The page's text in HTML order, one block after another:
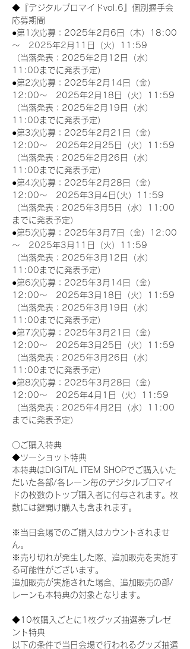
◆『デジタルブロマイドvol.6』個別握手会
応募期間
●第1次応募：2025年2月6日（木）18:00
～　2025年2月11日（火）11:59
（当落発表：2025年2月12日（水）
11:00までに発表予定）
●第2次応募：2025年2月14日（金）
12:00～　2025年2月18日（火）11:59
（当落発表：2025年2月19日（水）
11:00までに発表予定）
●第3次応募：2025年2月21日（金）
12:00～　2025年2月25日（火）11:59
（当落発表：2025年2月26日（水）
11:00までに発表予定）
●第4次応募：2025年2月28日（金）
12:00～　2025年3月4日(火）11:59
（当落発表：2025年3月5日（水）11:00
までに発表予定）
●第5次応募：2025年3月7日（金）12:00
～　2025年3月11日（火）11:59
（当落発表：2025年3月12日（水）
11:00までに発表予定）
●第6次応募：2025年3月14日（金）
12:00～　2025年3月18日（火）11:59
（当落発表：2025年3月19日（水）
11:00までに発表予定）
●第7次応募：2025年3月21日（金）
12:00～　2025年3月25日（火）11:59
（当落発表：2025年3月26日（水）
11:00までに発表予定）
●第8次応募：2025年3月28日（金）
12:00～　2025年4月1日（火）11:59
（当落発表：2025年4月2日（水）11:00
までに発表予定）
〇ご購入特典
◆ツーショット特典
本特典はDIGITAL ITEM SHOPでご購入いた
だいた各部/各レーン毎のデジタルブロマイ
ドの枚数のトップ購入者に付与されます。枚
数には鍵開け購入も含まれます。
※当日会場でのご購入はカウントされませ
ん。
※売り切れが発生した際、追加販売を実施す
る可能性がございます。
追加販売が実施された場合、追加販売の部/
レーンも本特典の対象となります。
◆10枚購入ごとに1枚グッズ抽選券プレゼ
ント特典
以下の条件で当日会場で行われるグッズ抽選